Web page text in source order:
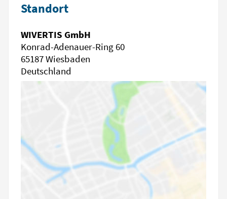
Standort
WIVERTIS GmbH
Konrad-Adenauer-Ring 60
65187 Wiesbaden
Deutschland